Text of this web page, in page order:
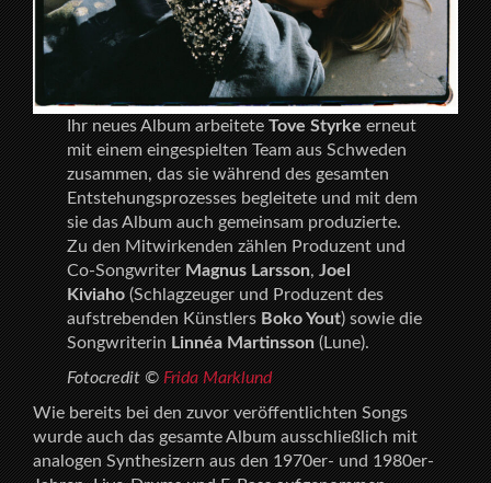
Ihr neues Album arbeiteteTove Styrkeerneut
mit einem eingespielten Team aus Schweden
zusammen, das sie während des gesamten
Entstehungsprozesses begleitete und mit dem
sie das Album auch gemeinsam produzierte.
Zu den Mitwirkenden zählen Produzent und
Co-SongwriterMagnus Larsson,Joel
Kiviaho(Schlagzeuger und Produzent des
aufstrebenden KünstlersBoko Yout) sowie die
SongwriterinLinnéa Martinsson(Lune).
Fotocredit ©Frida Marklund
Wie bereits bei den zuvor veröffentlichten Songs
wurde auch das gesamte Album ausschließlich mit
analogen Synthesizern aus den 1970er- und 1980er-